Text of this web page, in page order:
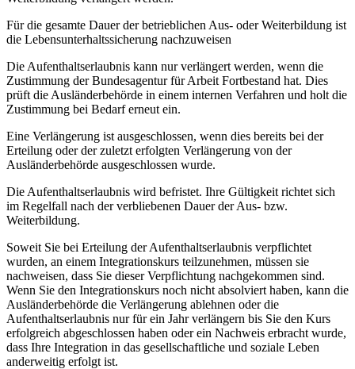
Für die gesamte Dauer der betrieblichen Aus- oder Weiterbildung ist
die Lebensunterhaltssicherung nachzuweisen
Die Aufenthaltserlaubnis kann nur verlängert werden, wenn die
Zustimmung der Bundesagentur für Arbeit Fortbestand hat. Dies
prüft die Ausländerbehörde in einem internen Verfahren und holt die
Zustimmung bei Bedarf erneut ein.
Eine Verlängerung ist ausgeschlossen, wenn dies bereits bei der
Erteilung oder der zuletzt erfolgten Verlängerung von der
Ausländerbehörde ausgeschlossen wurde.
Die Aufenthaltserlaubnis wird befristet. Ihre Gültigkeit richtet sich
im Regelfall nach der verbliebenen Dauer der Aus- bzw.
Weiterbildung.
Soweit Sie bei Erteilung der Aufenthaltserlaubnis verpflichtet
wurden, an einem Integrationskurs teilzunehmen, müssen sie
nachweisen, dass Sie dieser Verpflichtung nachgekommen sind.
Wenn Sie den Integrationskurs noch nicht absolviert haben, kann die
Ausländerbehörde die Verlängerung ablehnen oder die
Aufenthaltserlaubnis nur für ein Jahr verlängern bis Sie den Kurs
erfolgreich abgeschlossen haben oder ein Nachweis erbracht wurde,
dass Ihre Integration in das gesellschaftliche und soziale Leben
anderweitig erfolgt ist.